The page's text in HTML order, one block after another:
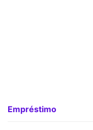
Empréstimo